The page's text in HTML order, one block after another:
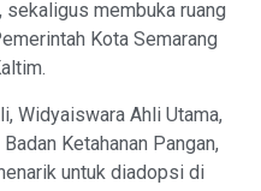
sekaligus membuka ruang
Kota Semarang
Widyaiswara Ahli Utama,
Ketahanan Pangan,
untuk diadopsi di